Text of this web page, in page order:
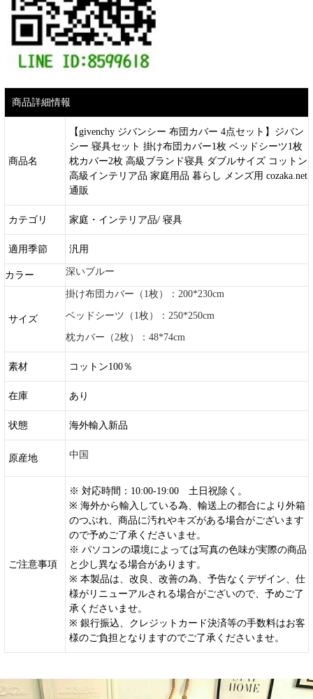
商品詳細情報
商品名
【givenchy ジバンシー 布団カバー 4点セット】ジバン
シー 寝具セット 掛け布団カバー1枚 ベッドシーツ1枚
枕カバー2枚 高級ブランド寝具 ダブルサイズ コットン
高級インテリア品 家庭用品 暮らし メンズ用 cozaka.net
通販
カテゴリ 家庭・インテリア品/ 寝具
適用季節 汎用
カラー 深いブルー
サイズ
掛け布団カバー（1枚）：200*230cm
ベッドシーツ（1枚）：250*250cm
枕カバー（2枚）：48*74cm
素材 コットン100％
在庫 あり
状態 海外輸入新品
原産地 中国
ご注意事項
※ 対応時間：10:00-19:00 土日祝除く。
※ 海外から輸入している為、輸送上の都合により外箱
のつぶれ、商品に汚れやキズがある場合がございます
ので予めご了承くださいませ。
※ パソコンの環境によっては写真の色味が実際の商品
と少し異なる場合があります。
※ 本製品は、改良、改善の為、予告なくデザイン、仕
様がリニューアルされる場合がございので、予めご了
承くださいませ。
※ 銀行振込、クレジットカード決済等の手数料はお客
様のご負担となりますのでご了承くださいませ。